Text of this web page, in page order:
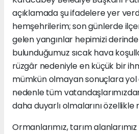
açıklamada şu ifadelere yer
hemşehrilerim; son günlerde
gelen yangınlar hepimizi
bulunduğumuz sıcak hava
rüzgâr nedeniyle en küçük bir
mümkün olmayan sonuçlara yol
nedenle tüm
daha duyarlı olmalarını
Ormanlarımız, tarım